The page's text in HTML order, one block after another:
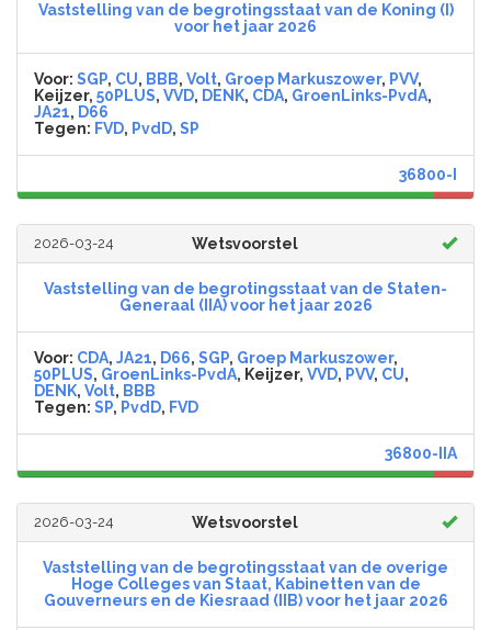
Vaststelling van de begrotingsstaat van de Koning (I)
voor het jaar 2026
Voor: SGP, CU, BBB, Volt, Groep Markuszower, PVV,
Keijzer, 50PLUS, VVD, DENK, CDA, GroenLinks-PvdA,
JA21, D66
Tegen: FVD, PvdD, SP
36800-I
2026-03-24 Wetsvoorstel
Vaststelling van de begrotingsstaat van de Staten-
Generaal (IIA) voor het jaar 2026
Voor: CDA, JA21, D66, SGP, Groep Markuszower,
50PLUS, GroenLinks-PvdA, Keijzer, VVD, PVV, CU,
DENK, Volt, BBB
Tegen: SP, PvdD, FVD
36800-IIA
2026-03-24 Wetsvoorstel
Vaststelling van de begrotingsstaat van de overige
Hoge Colleges van Staat, Kabinetten van de
Gouverneurs en de Kiesraad (IIB) voor het jaar 2026